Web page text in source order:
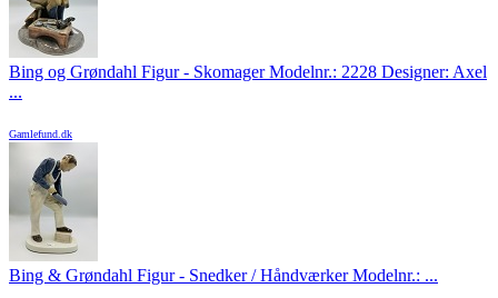
Bing og Grøndahl Figur - Skomager Modelnr.: 2228 Designer: Axel
...
Gamlefund.dk
Bing & Grøndahl Figur - Snedker / Håndværker Modelnr.: ...